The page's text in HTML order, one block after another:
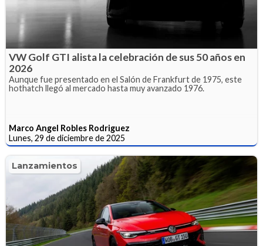
VW Golf GTI alista la celebración de sus 50 años en
2026
Aunque fue presentado en el Salón de Frankfurt de 1975, este
hothatch llegó al mercado hasta muy avanzado 1976.
Marco Angel Robles Rodriguez
Lunes, 29 de diciembre de 2025
Lanzamientos